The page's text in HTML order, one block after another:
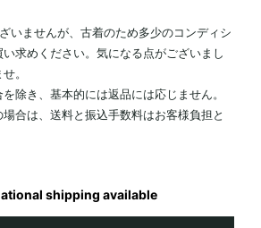
いませんが、古着のため多少のコンディシ
求めください。気になる点がございまし
。
除き、基本的には返品には応じません。
合は、送料と振込手数料はお客様負担と
shipping available